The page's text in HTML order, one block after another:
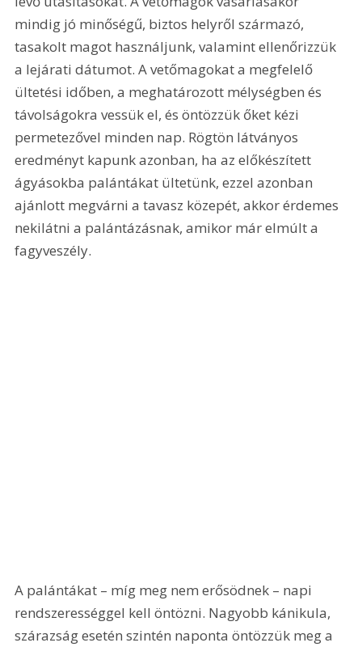
mindig jó minőségű, biztos helyről származó,
tasakolt magot használjunk, valamint ellenőrizzük
a lejárati dátumot. A vetőmagokat a megfelelő
ültetési időben, a meghatározott mélységben és
távolságokra vessük el, és öntözzük őket kézi
permetezővel minden nap. Rögtön látványos
eredményt kapunk azonban, ha az előkészített
ágyásokba palántákat ültetünk, ezzel azonban
ajánlott megvárni a tavasz közepét, akkor érdemes
nekilátni a palántázásnak, amikor már elmúlt a
fagyveszély.
A palántákat – míg meg nem erősödnek – napi
rendszerességgel kell öntözni. Nagyobb kánikula,
szárazság esetén szintén naponta öntözzük meg a